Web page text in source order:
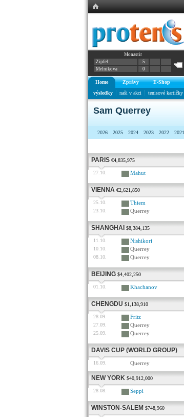
Monastir
Zipfel
5
Melnikova
0
Home Zprávy E-Shop
výsledky
naši v akci tenisové kartičky
Sam Querrey
2026 2025 2024 2023 2022 2021
PARIS €4,835,975
27.10. Mahut
VIENNA €2,621,850
25.10. Thiem
23.10. Querrey
SHANGHAI $8,384,135
11.10. Nishikori
10.10. Querrey
08.10. Querrey
BEIJING $4,402,250
01.10. Khachanov
CHENGDU $1,138,910
28.09. Fritz
27.09. Querrey
25.09. Querrey
DAVIS CUP (WORLD GROUP)
16.09. Querrey
NEW YORK $40,912,000
28.08. Seppi
WINSTON-SALEM $748,960